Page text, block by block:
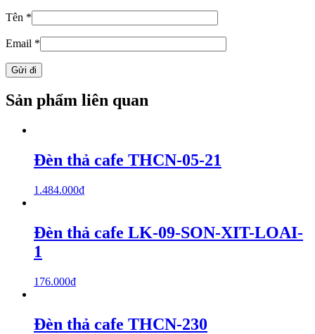
Tên *
Email *
Sản phẩm liên quan
Đèn thả cafe THCN-05-21
1.484.000₫
Đèn thả cafe LK-09-SON-XIT-LOAI-
1
176.000₫
Đèn thả cafe THCN-230